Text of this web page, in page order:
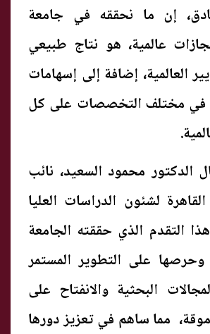
إن ما نحققه في جامعة
عالمية، هو نتاج طبيعي
العالمية، إضافة إلى إسهامات
في مختلف التخصصات على كل
الدكتور محمود السعيد، نائب
لشئون الدراسات العليا
التقدم الذي حققته الجامعة
وحرصها على التطوير المستمر
البحثية والانفتاح على
مما ساهم في تعزيز دورها